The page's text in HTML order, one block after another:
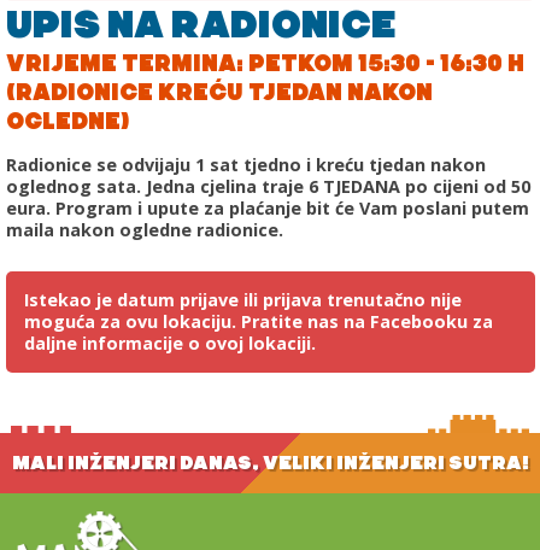
UPIS NA RADIONICE
VRIJEME TERMINA: PETKOM 15:30 - 16:30 H
(RADIONICE KREĆU TJEDAN NAKON
OGLEDNE)
Radionice se odvijaju 1 sat tjedno i kreću tjedan nakon
oglednog sata. Jedna cjelina traje 6 TJEDANA po cijeni od 50
eura. Program i upute za plaćanje bit će Vam poslani putem
maila nakon ogledne radionice.
Istekao je datum prijave ili prijava trenutačno nije
moguća za ovu lokaciju. Pratite nas na Facebooku za
daljne informacije o ovoj lokaciji.
MALI INŽENJERI DANAS, VELIKI INŽENJERI SUTRA!